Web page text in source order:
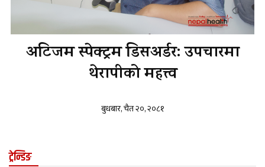
अटिजम स्पेक्ट्रम डिसअर्डर: उपचारमा
थेरापीको महत्त्व
बुधबार, चैत २०, २०८१
ट्रेन्डिङ